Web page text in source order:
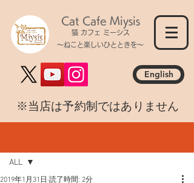
Cat Cafe Miysis
猫 カフェ ミーシス
～ねこと楽しいひとときを～
English
​※当店は予約制ではありません
ALL
2019年1月31日 読了時間: 2分